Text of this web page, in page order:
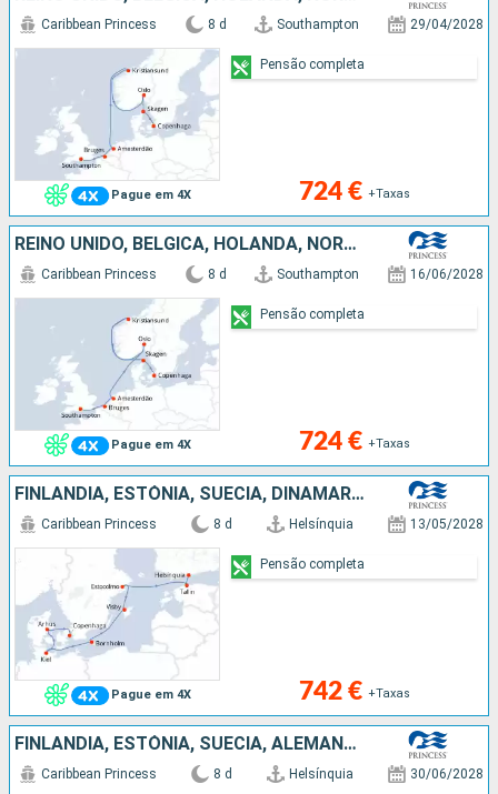
Pague em 4X
Caribbean Princess 8 d Southampton 29/04/2028
724 € +Taxas
Pensão completa
REINO UNIDO, BÉLGICA, HOLANDA, NORUEGA, DINAMARCA
Pague em 4X
Caribbean Princess 8 d Southampton 16/06/2028
724 € +Taxas
Pensão completa
FINLÂNDIA, ESTÓNIA, SUÉCIA, DINAMARCA, ALEMANHA
Pague em 4X
Caribbean Princess 8 d Helsínquia 13/05/2028
742 € +Taxas
Pensão completa
FINLÂNDIA, ESTÓNIA, SUÉCIA, ALEMANHA, DINAMARCA
Caribbean Princess 8 d Helsínquia 30/06/2028